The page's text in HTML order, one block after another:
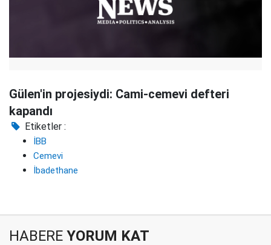
Gülen'in projesiydi: Cami-cemevi defteri
kapandı
Etiketler :
İBB
Cemevi
İbadethane
HABERE YORUM KAT